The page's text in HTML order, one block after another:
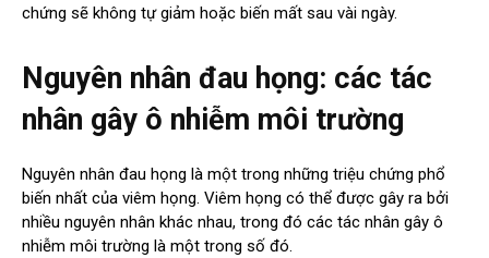
chứng sẽ không tự giảm hoặc biến mất sau vài ngày.
Nguyên nhân đau họng: các tác
nhân gây ô nhiễm môi trường
Nguyên nhân đau họng là một trong những triệu chứng phổ
biến nhất của viêm họng. Viêm họng có thể được gây ra bởi
nhiều nguyên nhân khác nhau, trong đó các tác nhân gây ô
nhiễm môi trường là một trong số đó.